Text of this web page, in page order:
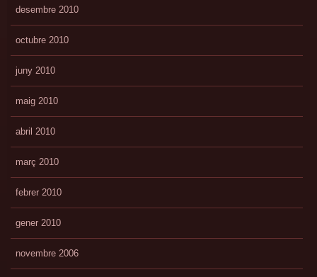
desembre 2010
octubre 2010
juny 2010
maig 2010
abril 2010
març 2010
febrer 2010
gener 2010
novembre 2006